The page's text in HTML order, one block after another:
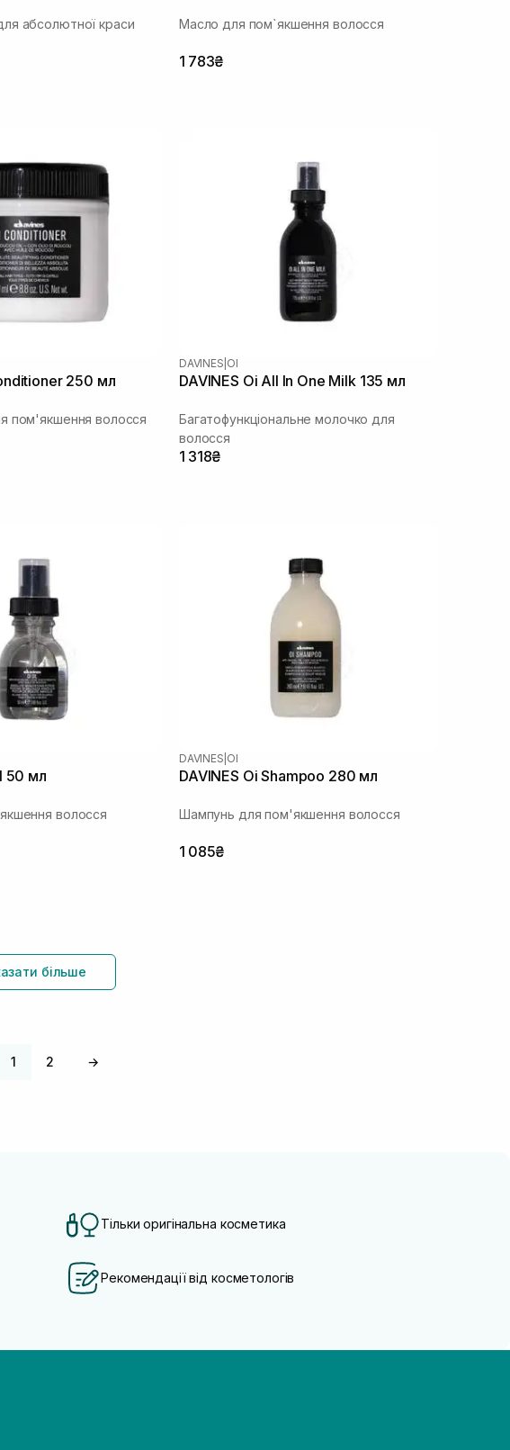
абсолютної краси
Масло для пом`якшення волосся
1 783₴
250 мл
пом'якшення волосся
DAVINES OI
DAVINES Oi All In One Milk 135 мл
Багатофункціональне молочко для
волосся
1 318₴
50 мл
волосся
DAVINES OI
DAVINES Oi Shampoo 280 мл
Шампунь для пом'якшення волосся
1 085₴
більше
1 2 →
Тільки оригінальна косметика
Рекомендації від косметологів